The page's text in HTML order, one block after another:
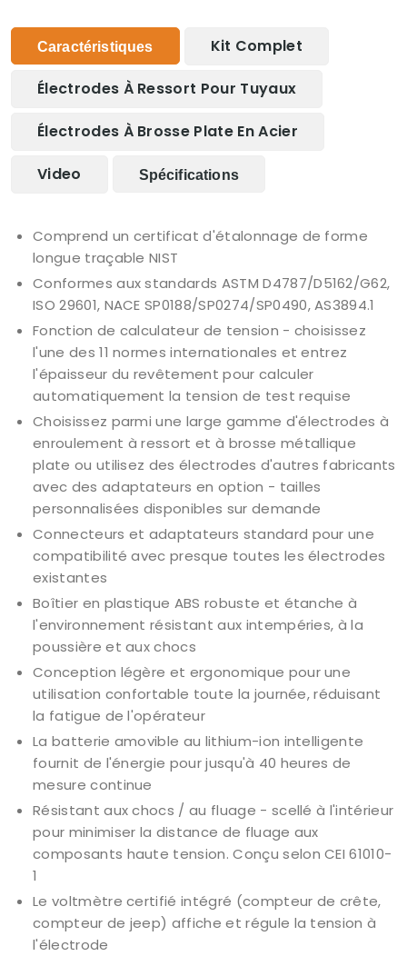
Caractéristiques Kit Complet
Électrodes À Ressort Pour Tuyaux
Électrodes À Brosse Plate En Acier
Video Spécifications
Comprend un certificat d'étalonnage de forme
longue traçable NIST
Conformes aux standards ASTM D4787/D5162/G62,
ISO 29601, NACE SP0188/SP0274/SP0490, AS3894.1
Fonction de calculateur de tension - choisissez
l'une des 11 normes internationales et entrez
l'épaisseur du revêtement pour calculer
automatiquement la tension de test requise
Choisissez parmi une large gamme d'électrodes à
enroulement à ressort et à brosse métallique
plate ou utilisez des électrodes d'autres fabricants
avec des adaptateurs en option - tailles
personnalisées disponibles sur demande
Connecteurs et adaptateurs standard pour une
compatibilité avec presque toutes les électrodes
existantes
Boîtier en plastique ABS robuste et étanche à
l'environnement résistant aux intempéries, à la
poussière et aux chocs
Conception légère et ergonomique pour une
utilisation confortable toute la journée, réduisant
la fatigue de l'opérateur
La batterie amovible au lithium-ion intelligente
fournit de l'énergie pour jusqu'à 40 heures de
mesure continue
Résistant aux chocs / au fluage - scellé à l'intérieur
pour minimiser la distance de fluage aux
composants haute tension. Conçu selon CEI 61010-
1
Le voltmètre certifié intégré (compteur de crête,
compteur de jeep) affiche et régule la tension à
l'électrode